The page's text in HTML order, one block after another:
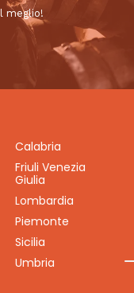
meglio!
Calabria
Friuli Venezia
Giulia
Lombardia
Piemonte
Sicilia
Umbria